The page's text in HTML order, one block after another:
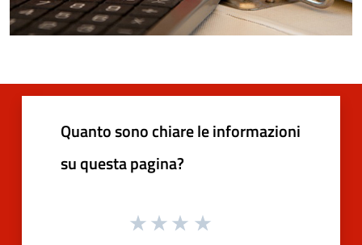
Quanto sono chiare le informazioni
su questa pagina?